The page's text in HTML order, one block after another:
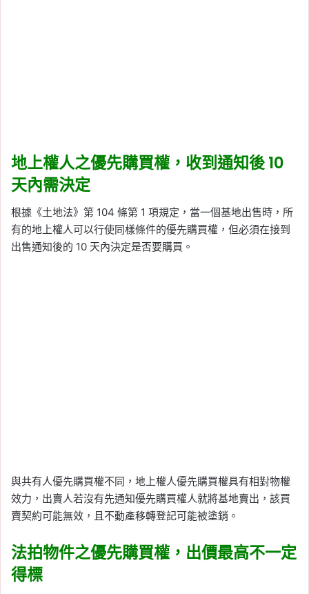
地上權人之優先購買權，收到通知後 10
天內需決定
根據《土地法》第 104 條第 1 項規定，當一個基地出售時，所
有的地上權人可以行使同樣條件的優先購買權，但必須在接到
出售通知後的 10 天內決定是否要購買。
與共有人優先購買權不同，地上權人優先購買權具有相對物權
效力，出賣人若沒有先通知優先購買權人就將基地賣出，該買
賣契約可能無效，且不動產移轉登記可能被塗銷。
法拍物件之優先購買權，出價最高不一定
得標